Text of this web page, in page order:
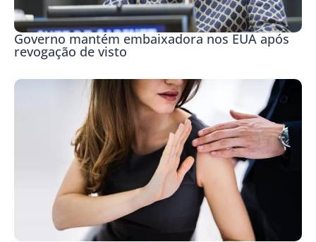
Governo mantém embaixadora nos EUA após
revogação de visto